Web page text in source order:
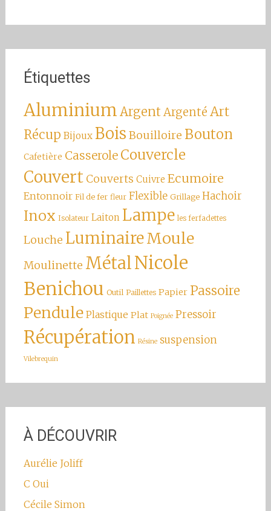
Étiquettes
AluminiumArgentArgenté Art
Récup Bijoux Bois Bouilloire Bouton
Cafetière Casserole Couvercle
Couvert Couverts Cuivre Ecumoire
Entonnoir Fil de fer fleur Flexible Grillage Hachoir
Inox Isolateur Laiton Lampe les ferfadettes
Louche LuminaireMoule
Moulinette MétalNicole
Benichou Outil Paillettes Papier Passoire
Pendule Plastique Plat Poignée Pressoir
Récupération Résine suspension
Vilebrequin
À DÉCOUVRIR
Aurélie Joliff
C Oui
Cécile Simon